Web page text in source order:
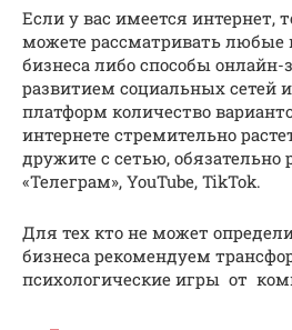
Если у вас имеется интернет,
можете рассматривать любые
бизнеса либо способы онлайн-
развитием социальных сетей
платформ количество
интернете стремительно
дружите с сетью, обязательно
«Телеграм», YouTube, TikTok.
Для тех кто не может
бизнеса рекомендуем
психологические игры от